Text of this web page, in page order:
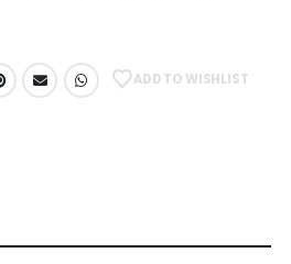
ADD TO WISHLIST